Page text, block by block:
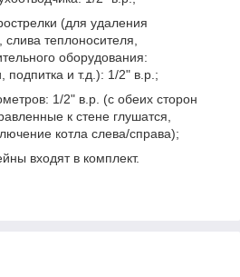
(для удаления
теплоносителя,
оборудования:
подпитка и т.д.): 1/2" в.р.;
1/2" в.р. (с обеих сторон
к стене глушатся,
котла слева/справа);
входят в комплект.